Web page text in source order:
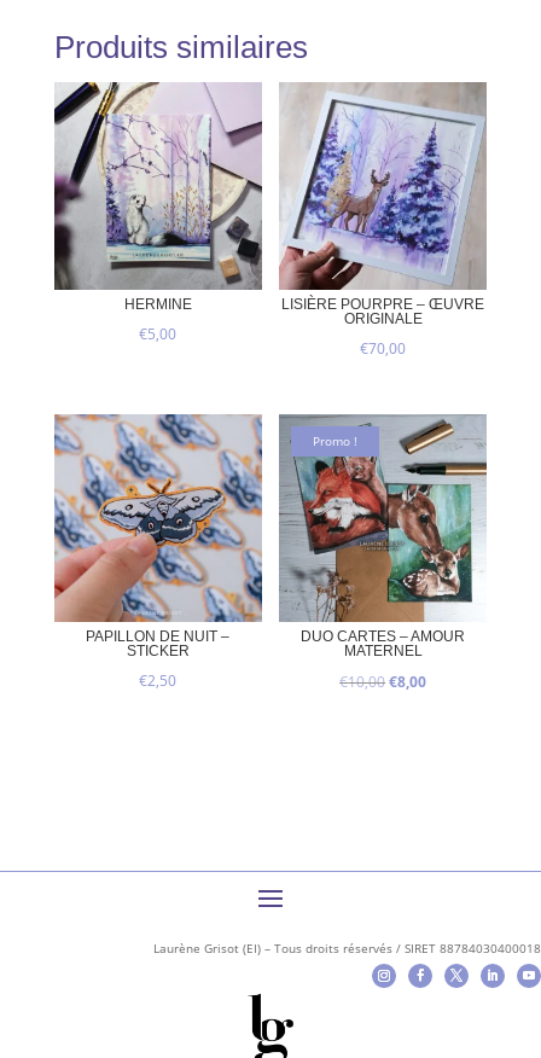
Produits similaires
HERMINE
€5,00
LISIÈRE POURPRE – ŒUVRE
ORIGINALE
€70,00
PAPILLON DE NUIT –
STICKER
€2,50
Promo !
DUO CARTES – AMOUR
MATERNEL
€10,00Le
€8,00Le
Laurène Grisot (EI) – Tous droits réservés / SIRET 88784030400018